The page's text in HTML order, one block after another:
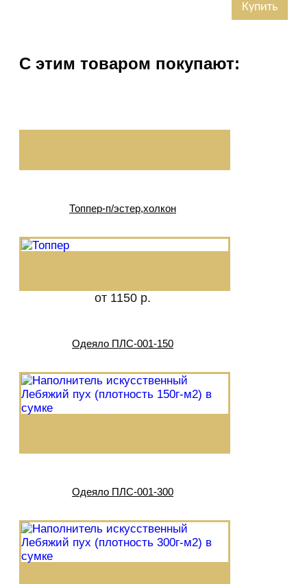
Купить
С этим товаром покупают:
Топпер-п/эстер,холкон
от 1150 р.
Одеяло ПЛС-001-150
Одеяло ПЛС-001-300